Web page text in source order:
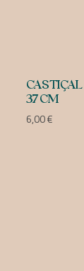
37CM
6,00€